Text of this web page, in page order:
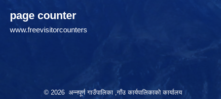
page counter
www.freevisitorcounters
© 2026 अन्नपूर्ण गाउँपालिका ,गाँउ कार्यपालिकाको कार्यालय